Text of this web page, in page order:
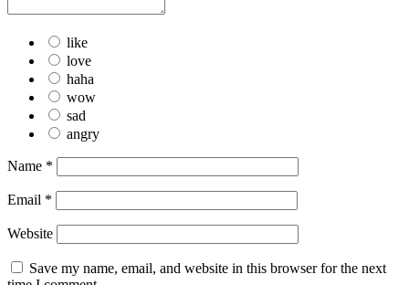
like
love
haha
wow
sad
angry
Name *
Email *
Website
Save my name, email, and website in this browser for the next